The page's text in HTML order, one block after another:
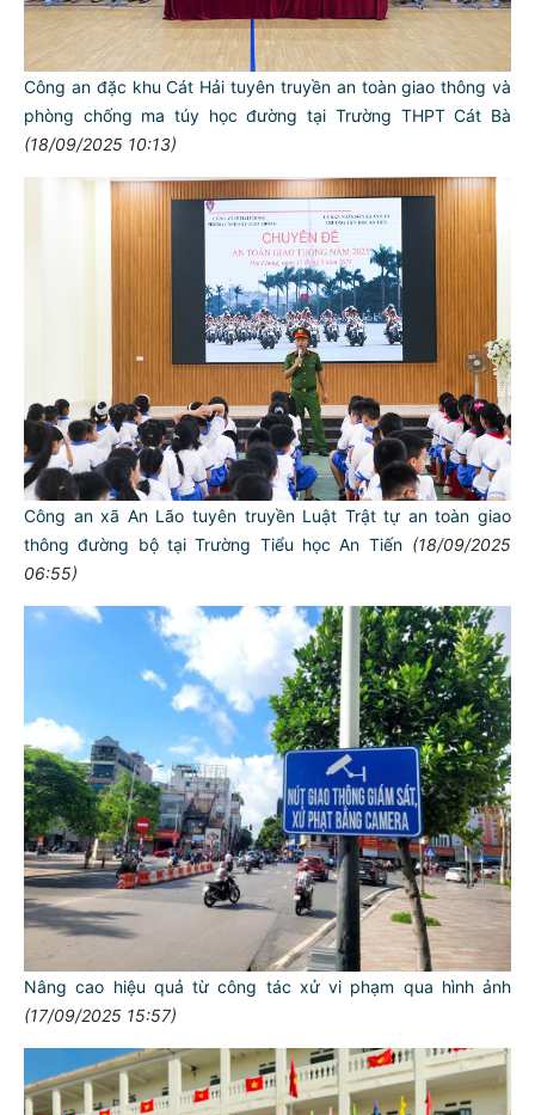
Công an đặc khu Cát Hải tuyên truyền an toàn giao thông và
phòng chống ma túy học đường tại Trường THPT Cát Bà
(18/09/2025 10:13)
Công an xã An Lão tuyên truyền Luật Trật tự an toàn giao
thông đường bộ tại Trường Tiểu học An Tiến (18/09/2025
06:55)
Nâng cao hiệu quả từ công tác xử vi phạm qua hình ảnh
(17/09/2025 15:57)